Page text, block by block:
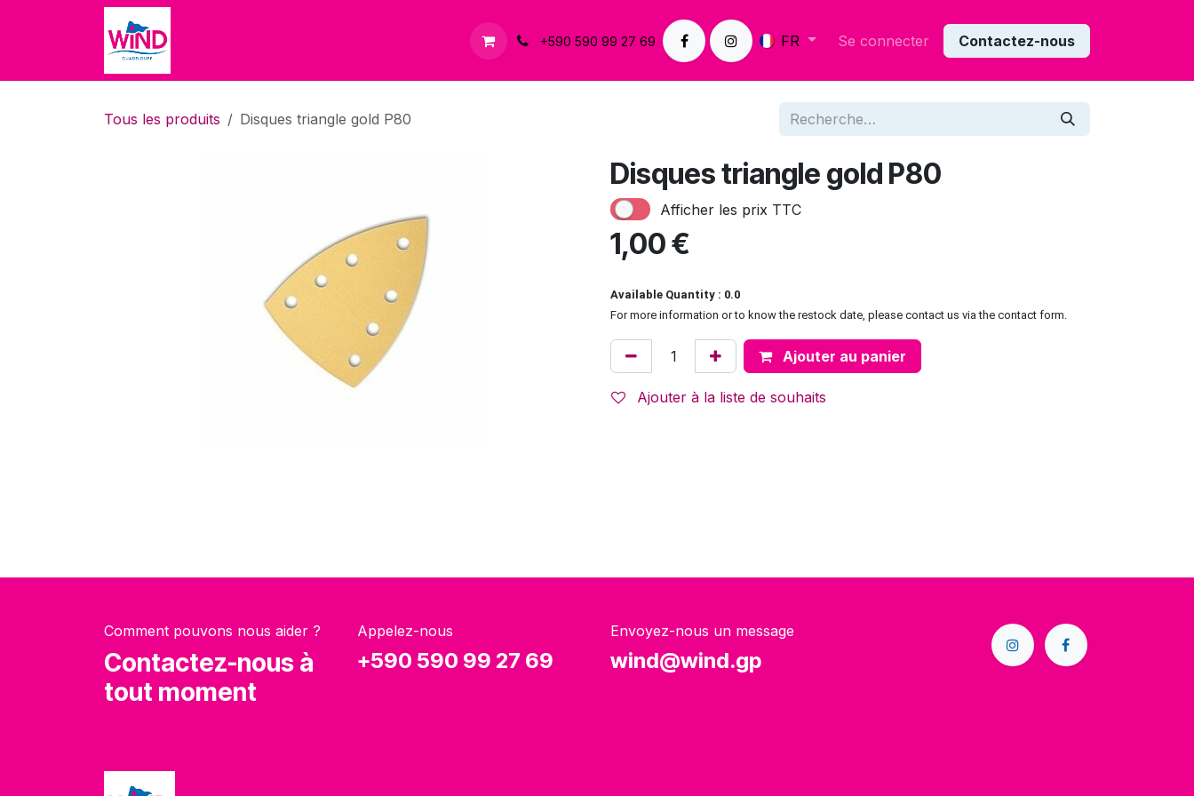
Se rendre au contenu
Contactez-nous+590 590 99 27 69 FR Se connecter Contactez-nous
Tous les produits Disques triangle gold P80
Disques triangle gold P80
Afficher les prix TTC
1,00€
Available Quantity : 0.0
For more information or to know the restock date, please contact us via the contact form.
Ajouter au panier
Ajouter à la liste de souhaits
Comment pouvons nous aider ?
Contactez-nous à
tout moment
Appelez-nous
+590 590 99 27 69
Envoyez-nous un message
wind@wind.gp